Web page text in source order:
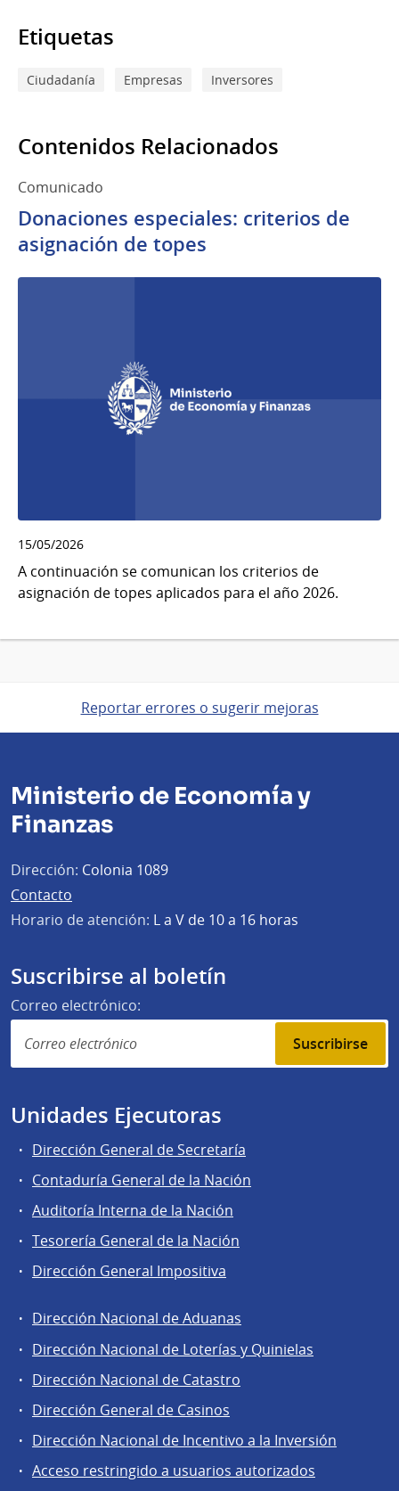
Etiquetas
Ciudadanía Empresas Inversores
Contenidos Relacionados
Comunicado
Donaciones especiales: criterios de
asignación de topes
15/05/2026
A continuación se comunican los criterios de
asignación de topes aplicados para el año 2026.
Reportar errores o sugerir mejoras
Ministerio de Economía y
Finanzas
Dirección: Colonia 1089
Contacto
Horario de atención: L a V de 10 a 16 horas
Suscribirse al boletín
Correo electrónico:
Suscribirse
Unidades Ejecutoras
Dirección General de Secretaría
Contaduría General de la Nación
Auditoría Interna de la Nación
Tesorería General de la Nación
Dirección General Impositiva
Áreas
de
la
Dirección
General
de
Secretaría
Dirección Nacional de Aduanas
Dirección Nacional de Loterías y Quinielas
Dirección Nacional de Catastro
Dirección General de Casinos
Dirección Nacional de Incentivo a la Inversión
Acceso restringido a usuarios autorizados